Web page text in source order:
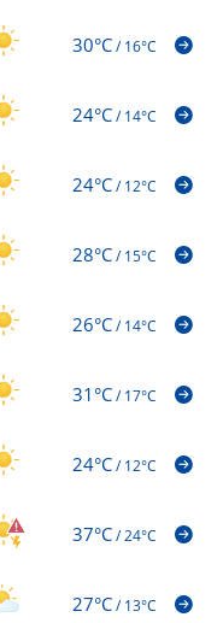
30°C/16°C
24°C/14°C
24°C/12°C
28°C/15°C
26°C/14°C
31°C/17°C
24°C/12°C
37°C/24°C
27°C/13°C